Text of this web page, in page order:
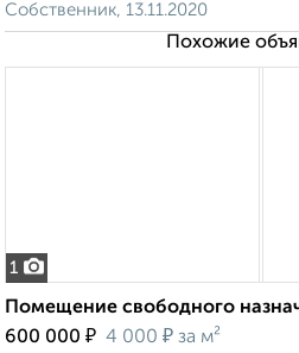
Собственник, 13.11.2020
Похожие
1
Помещение свободного
600 000 ₽ 4 000 ₽ за м²